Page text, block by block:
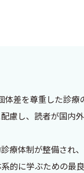
差を尊重した診療
慮し、読者が国内
療体制が整備され
的に学ぶための最良